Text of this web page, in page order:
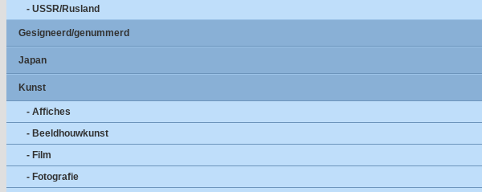
- USSR/Rusland
Gesigneerd/genummerd
Japan
Kunst
- Affiches
- Beeldhouwkunst
- Film
- Fotografie